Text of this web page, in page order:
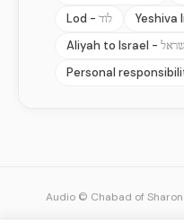
Lod - לוד Yeshiva
Aliyah to Israel -
Personal
Audio © Chabad of